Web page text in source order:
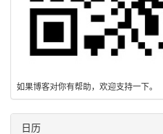
如果博客对你有帮助，欢迎支持一下。
日历